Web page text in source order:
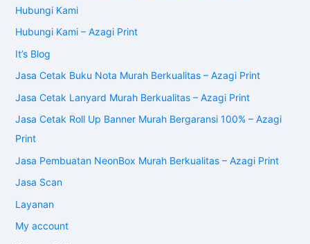
Hubungi Kami
Hubungi Kami – Azagi Print
It’s Blog
Jasa Cetak Buku Nota Murah Berkualitas – Azagi Print
Jasa Cetak Lanyard Murah Berkualitas – Azagi Print
Jasa Cetak Roll Up Banner Murah Bergaransi 100% – Azagi
Print
Jasa Pembuatan NeonBox Murah Berkualitas – Azagi Print
Jasa Scan
Layanan
My account